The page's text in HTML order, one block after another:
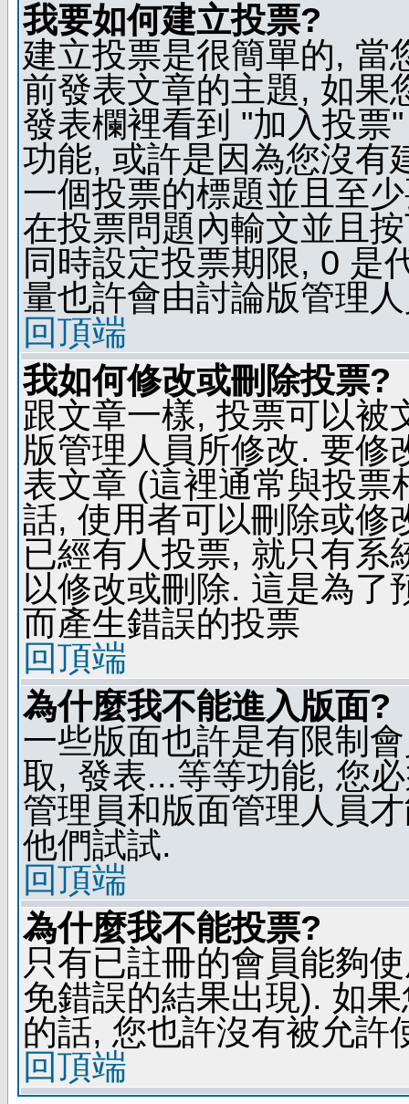
我要如何建立投票?
建立投票是很簡單的, 當
前發表文章的主題, 如果
發表欄裡看到 "加入投票
功能, 或許是因為您沒有
一個投票的標題並且至
在投票問題內輸文並且
同時設定投票期限, 0 是
量也許會由討論版管理
回頂端
我如何修改或刪除投票?
跟文章一樣, 投票可以被
版管理人員所修改. 要修
表文章 (這裡通常與投票
話, 使用者可以刪除或修
已經有人投票, 就只有系
以修改或刪除. 這是為了
而產生錯誤的投票
回頂端
為什麼我不能進入版面?
一些版面也許是有限制
取, 發表...等等功能, 您
管理員和版面管理人員
他們試試.
回頂端
為什麼我不能投票?
只有已註冊的會員能夠
免錯誤的結果出現). 如
的話, 您也許沒有被允許
回頂端